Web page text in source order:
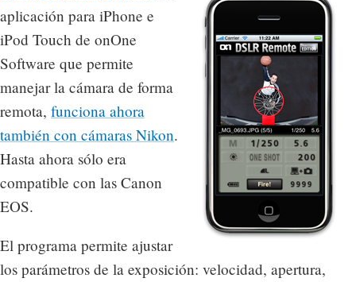
aplicación para iPhone e
iPod Touch de onOne
Software que permite
manejar la cámara de forma
remota, funciona ahora
también con cámaras Nikon.
Hasta ahora sólo era
compatible con las Canon
EOS.
El programa permite ajustar
los parámetros de la exposición: velocidad, apertura,